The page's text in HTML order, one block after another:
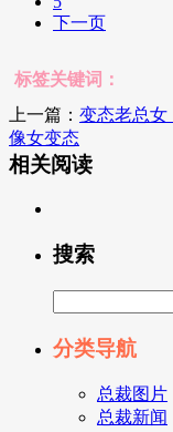
下一页
标签关键词：
上一篇： 变态老总女
像女变态
相关阅读
搜索
分类导航
总裁图片
总裁新闻